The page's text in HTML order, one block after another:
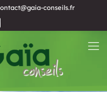
conseils.fr